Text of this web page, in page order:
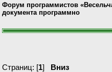
Форум программистов
документа программно
Страниц: [1] Вниз